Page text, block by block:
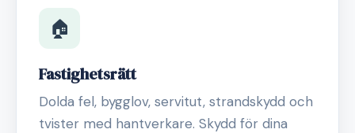
🏠
Fastighetsrätt
Dolda fel, bygglov, servitut, strandskydd och
tvister med hantverkare. Skydd för dina